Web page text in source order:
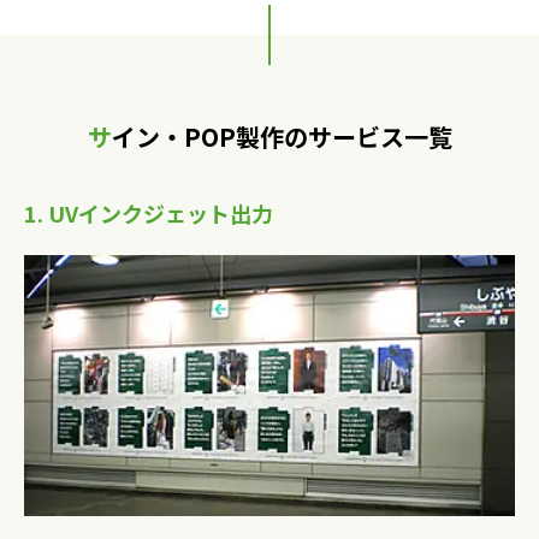
サイン・POP製作のサービス一覧
1. UVインクジェット出力